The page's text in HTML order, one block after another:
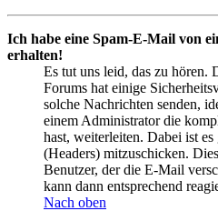
Ich habe eine Spam-E-Mail von
erhalten!
Es tut uns leid, das zu hören.
Forums hat einige
solche Nachrichten senden,
einem Administrator die
hast, weiterleiten. Dabei ist
(Headers) mitzuschicken.
Benutzer, der die E-Mail
kann dann entsprechend
Nach oben